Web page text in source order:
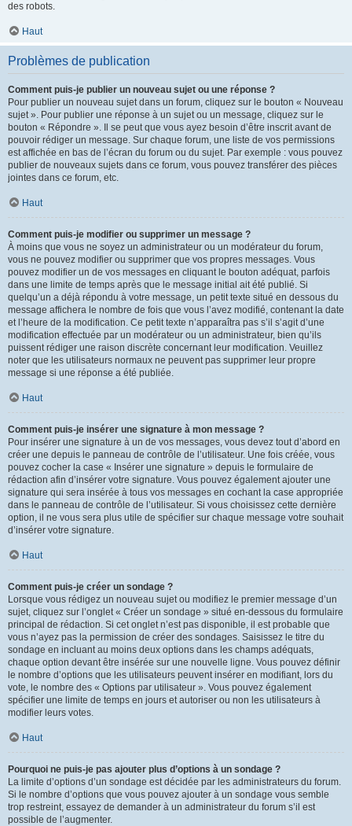
des robots.
Haut
Problèmes de publication
Comment puis-je publier un nouveau sujet ou une réponse ?
Pour publier un nouveau sujet dans un forum, cliquez sur le bouton « Nouveau
sujet ». Pour publier une réponse à un sujet ou un message, cliquez sur le
bouton « Répondre ». Il se peut que vous ayez besoin d’être inscrit avant de
pouvoir rédiger un message. Sur chaque forum, une liste de vos permissions
est affichée en bas de l’écran du forum ou du sujet. Par exemple : vous pouvez
publier de nouveaux sujets dans ce forum, vous pouvez transférer des pièces
jointes dans ce forum, etc.
Haut
Comment puis-je modifier ou supprimer un message ?
À moins que vous ne soyez un administrateur ou un modérateur du forum,
vous ne pouvez modifier ou supprimer que vos propres messages. Vous
pouvez modifier un de vos messages en cliquant le bouton adéquat, parfois
dans une limite de temps après que le message initial ait été publié. Si
quelqu’un a déjà répondu à votre message, un petit texte situé en dessous du
message affichera le nombre de fois que vous l’avez modifié, contenant la date
et l’heure de la modification. Ce petit texte n’apparaîtra pas s’il s’agit d’une
modification effectuée par un modérateur ou un administrateur, bien qu’ils
puissent rédiger une raison discrète concernant leur modification. Veuillez
noter que les utilisateurs normaux ne peuvent pas supprimer leur propre
message si une réponse a été publiée.
Haut
Comment puis-je insérer une signature à mon message ?
Pour insérer une signature à un de vos messages, vous devez tout d’abord en
créer une depuis le panneau de contrôle de l’utilisateur. Une fois créée, vous
pouvez cocher la case « Insérer une signature » depuis le formulaire de
rédaction afin d’insérer votre signature. Vous pouvez également ajouter une
signature qui sera insérée à tous vos messages en cochant la case appropriée
dans le panneau de contrôle de l’utilisateur. Si vous choisissez cette dernière
option, il ne vous sera plus utile de spécifier sur chaque message votre souhait
d’insérer votre signature.
Haut
Comment puis-je créer un sondage ?
Lorsque vous rédigez un nouveau sujet ou modifiez le premier message d’un
sujet, cliquez sur l’onglet « Créer un sondage » situé en-dessous du formulaire
principal de rédaction. Si cet onglet n’est pas disponible, il est probable que
vous n’ayez pas la permission de créer des sondages. Saisissez le titre du
sondage en incluant au moins deux options dans les champs adéquats,
chaque option devant être insérée sur une nouvelle ligne. Vous pouvez définir
le nombre d’options que les utilisateurs peuvent insérer en modifiant, lors du
vote, le nombre des « Options par utilisateur ». Vous pouvez également
spécifier une limite de temps en jours et autoriser ou non les utilisateurs à
modifier leurs votes.
Haut
Pourquoi ne puis-je pas ajouter plus d’options à un sondage ?
La limite d’options d’un sondage est décidée par les administrateurs du forum.
Si le nombre d’options que vous pouvez ajouter à un sondage vous semble
trop restreint, essayez de demander à un administrateur du forum s’il est
possible de l’augmenter.